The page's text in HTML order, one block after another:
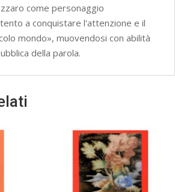
come personaggio
a conquistare l'attenzione e il
mondo», muovendosi con abilità
della parola.